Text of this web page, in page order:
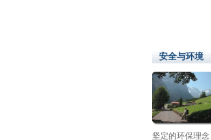
安全与环境
坚定的环保理